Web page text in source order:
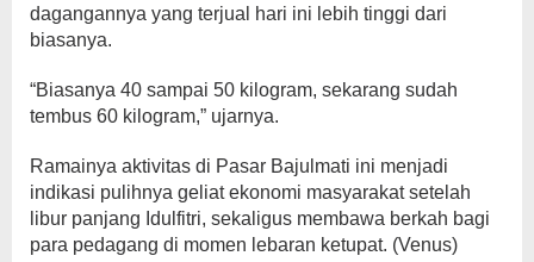
dagangannya yang terjual hari ini lebih tinggi dari
biasanya.
“Biasanya 40 sampai 50 kilogram, sekarang sudah
tembus 60 kilogram,” ujarnya.
Ramainya aktivitas di Pasar Bajulmati ini menjadi
indikasi pulihnya geliat ekonomi masyarakat setelah
libur panjang Idulfitri, sekaligus membawa berkah bagi
para pedagang di momen lebaran ketupat. (Venus)